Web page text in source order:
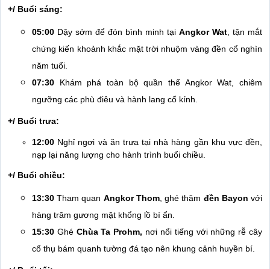
+/ Buổi sáng:
05:00 Dậy sớm để đón bình minh tại Angkor Wat, tận mắt
chứng kiến khoảnh khắc mặt trời nhuộm vàng đền cổ nghìn
năm tuổi.
07:30 Khám phá toàn bộ quần thể Angkor Wat, chiêm
ngưỡng các phù điêu và hành lang cổ kính.
+/ Buổi trưa:
12:00 Nghỉ ngơi và ăn trưa tại nhà hàng gần khu vực đền,
nạp lại năng lượng cho hành trình buổi chiều.
+/ Buổi chiều:
13:30 Tham quan Angkor Thom, ghé thăm đền Bayon với
hàng trăm gương mặt khổng lồ bí ẩn.
15:30 Ghé Chùa Ta Prohm, nơi nổi tiếng với những rễ cây
cổ thụ bám quanh tường đá tạo nên khung cảnh huyền bí.